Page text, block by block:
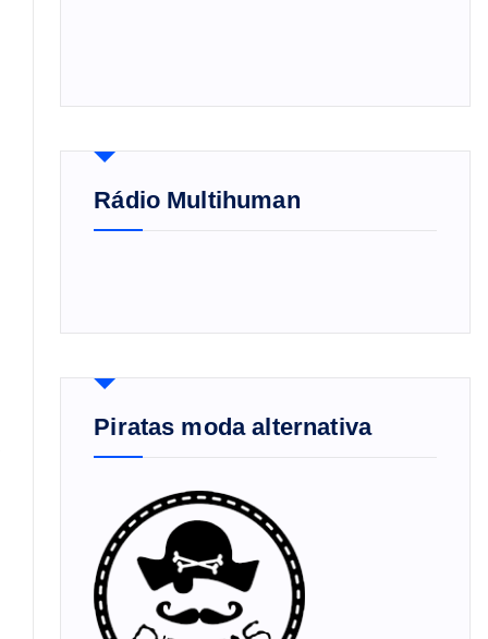
Rádio Multihuman
Piratas moda alternativa